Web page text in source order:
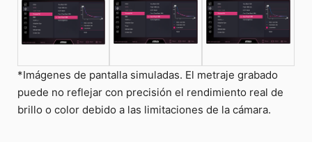
*Imágenes de pantalla simuladas. El metraje grabado
puede no reflejar con precisión el rendimiento real de
brillo o color debido a las limitaciones de la cámara.